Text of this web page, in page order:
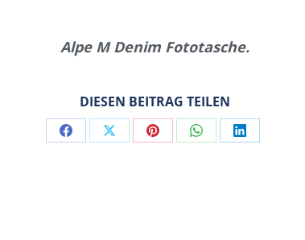
Alpe M Denim Fototasche.
DIESEN BEITRAG TEILEN
Share Share Share Share Share